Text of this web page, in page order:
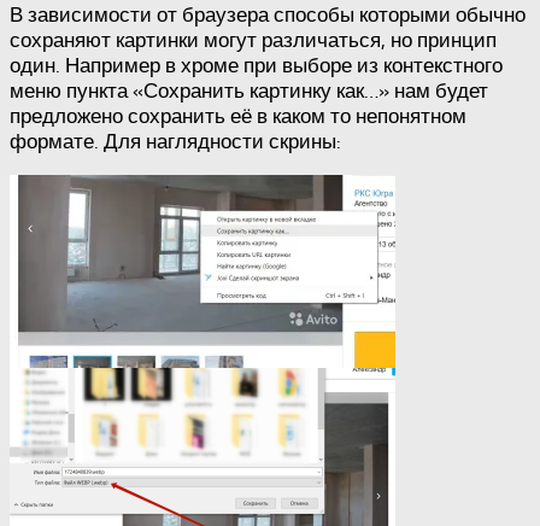
В зависимости от браузера способы которыми обычно
сохраняют картинки могут различаться, но принцип
один. Например в хроме при выборе из контекстного
меню пункта «Сохранить картинку как…» нам будет
предложено сохранить её в каком то непонятном
формате. Для наглядности скрины:
Авито сохранить картинку в гугл хром